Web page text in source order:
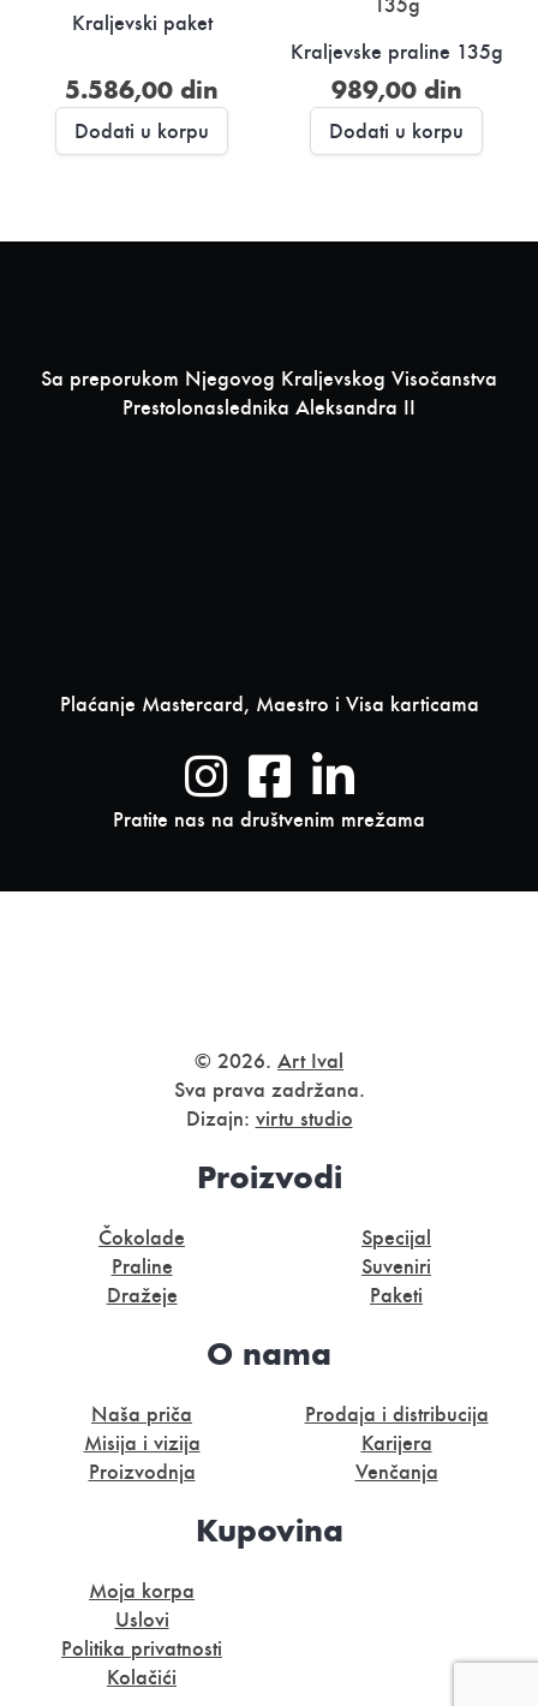
Kraljevski paket
5.586,00 din
Dodati u korpu
Kraljevske praline 135g
989,00 din
Dodati u korpu
Sa preporukom Njegovog Kraljevskog Visočanstva
Prestolonaslednika Aleksandra II
Plaćanje Mastercard, Maestro i Visa karticama
Pratite nas na društvenim mrežama
© 2026. Art Ival
Sva prava zadržana.
Dizajn: virtu studio
Proizvodi
Čokolade
Praline
Dražeje
Specijal
Suveniri
Paketi
O nama
Naša priča
Misija i vizija
Proizvodnja
Prodaja i distribucija
Karijera
Venčanja
Kupovina
Moja korpa
Uslovi
Politika privatnosti
Kolačići